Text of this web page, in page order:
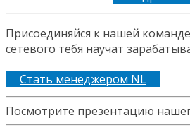
Присоединяйся к нашей
сетевого тебя научат
Стать менеджером NL
Посмотрите презентацию